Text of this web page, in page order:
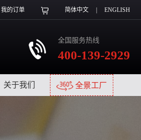
我的订单 简体中文 ENGLISH
全国服务热线
400-139-2929
关于我们 全景工厂